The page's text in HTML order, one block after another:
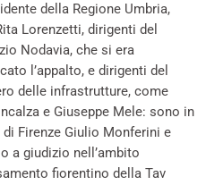
della Regione Umbria,
Lorenzetti, dirigenti del
Nodavia, che si era
l’appalto, e dirigenti del
delle infrastrutture, come
e Giuseppe Mele: sono in
Firenze Giulio Monferini e
a giudizio nell’ambito
fiorentino della Tav